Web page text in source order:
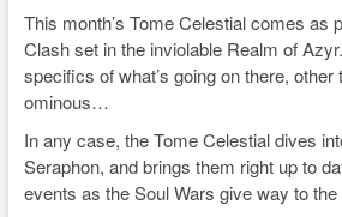
This month’s Tome Celestial comes as
Clash set in the inviolable Realm of
specifics of what’s going on there, other
ominous…
In any case, the Tome Celestial dives
Seraphon, and brings them right up to
events as the Soul Wars give way to